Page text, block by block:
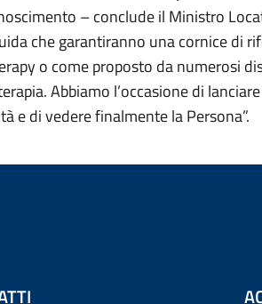
– conclude il Ministro
che garantiranno una cornice di
o come proposto da numerosi
Abbiamo l’occasione di
e di vedere finalmente la Persona”.